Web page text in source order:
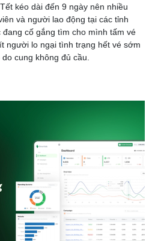
kéo dài đến 9 ngày nên nhiều
và người lao động tại các tỉnh
đang cố gắng tìm cho mình tấm vé
người lo ngại tình trạng hết vé sớm
cung không đủ cầu.